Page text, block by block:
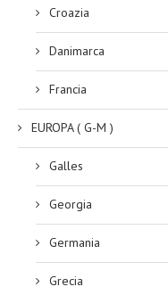
Croazia
Danimarca
Francia
EUROPA ( G-M )
Galles
Georgia
Germania
Grecia